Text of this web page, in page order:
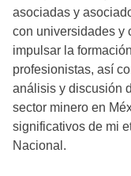
asociadas y
con universidades y
impulsar la
profesionistas, así
análisis y discusión
sector minero en
significativos de mi
Nacional.